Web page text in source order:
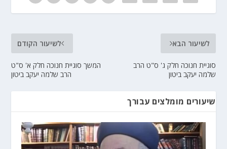
לשיעור הקודם
המשך סוגיית חנוכה חלק א' ס"ט
הרב שלמה יעקב ביטון
לשיעור הבא
סוגיית חנוכה חלק ג' ס"ט הרב
שלמה יעקב ביטון
שיעורים מומלצים עבורך